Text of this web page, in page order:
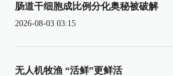
肠道干细胞成比例分化奥秘被破解
2026-08-03 03:15
无人机牧渔 “活鲜”更鲜活